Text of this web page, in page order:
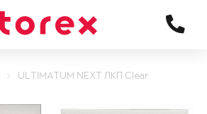
ULTIMATUM NEXT ЛКП Clear